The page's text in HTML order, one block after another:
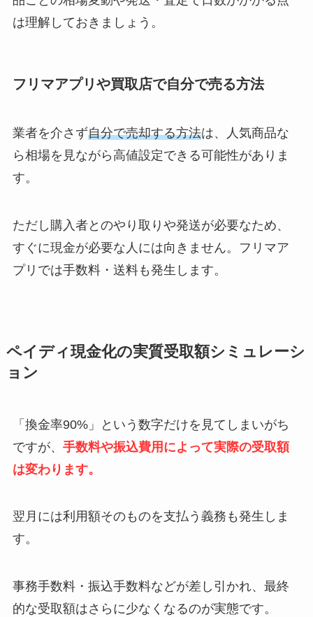
は理解しておきましょう。
フリマアプリや買取店で自分で売る方法
業者を介さず自分で売却する方法は、人気商品な
ら相場を見ながら高値設定できる可能性がありま
す。
ただし購入者とのやり取りや発送が必要なため、
すぐに現金が必要な人には向きません。フリマア
プリでは手数料・送料も発生します。
ペイディ現金化の実質受取額シミュレーシ
ョン
「換金率90%」という数字だけを見てしまいがち
ですが、 手数料や振込費用によって実際の受取額
は変わります。
翌月には利用額そのものを支払う義務も発生しま
す。
事務手数料・振込手数料などが差し引かれ、最終
的な受取額はさらに少なくなるのが実態です。